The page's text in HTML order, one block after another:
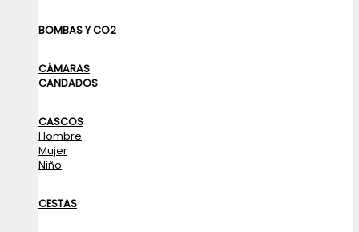
BOMBAS Y CO2
CÁMARAS
CANDADOS
CASCOS
Hombre
Mujer
Niño
CESTAS